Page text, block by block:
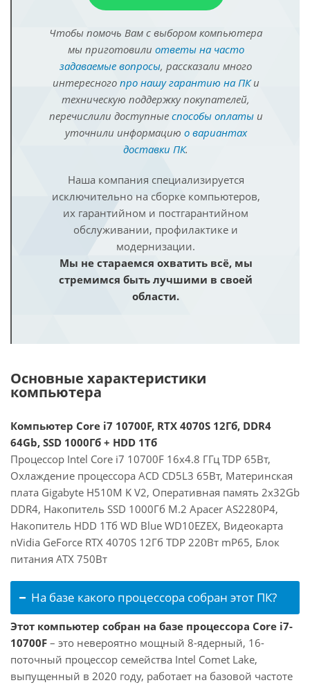
Чтобы помочь Вам с выбором компьютера
мы приготовили ответы на часто
задаваемые вопросы, рассказали много
интересного про нашу гарантию на ПКи
техническую поддержку покупателей,
перечислили доступные способы оплатыи
уточнили информацию о вариантах
доставки ПК.
Наша компания специализируется
исключительно на сборке компьютеров,
их гарантийном и постгарантийном
обслуживании, профилактике и
модернизации.
Мы не стараемся охватить всё, мы
стремимся быть лучшими в своей
области.
Основные характеристики
компьютера
Компьютер Core i7 10700F, RTX 4070S 12Гб, DDR4
64Gb, SSD 1000Гб + HDD 1Тб
Процессор Intel Core i7 10700F 16x4.8 ГГц TDP 65Вт,
Охлаждение процессора ACD CD5L3 65Вт, Материнская
плата Gigabyte H510M K V2, Оперативная память 2x32Gb
DDR4, Накопитель SSD 1000Гб M.2 Apacer AS2280P4,
Накопитель HDD 1Тб WD Blue WD10EZEX, Видеокарта
nVidia GeForce RTX 4070S 12Гб TDP 220Вт mP65, Блок
питания ATX 750Вт
На базе какого процессора собран этот ПК?
Этот компьютер собран на базе процессора Core i7-
10700F – это невероятно мощный 8-ядерный, 16-
поточный процессор семейства Intel Comet Lake,
выпущенный в 2020 году, работает на базовой частоте